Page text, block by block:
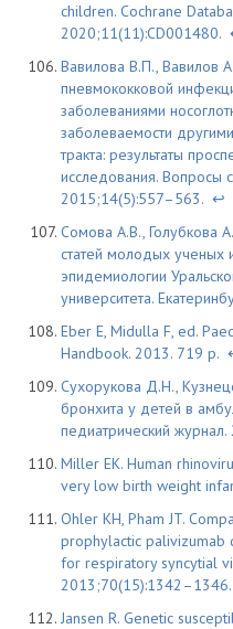
children. Cochrane
2020;11(11):CD001480.
Вавилова В.П., Вавилов
пневмококковой
заболеваниями
заболеваемости
тракта: результаты
исследования. Вопросы
2015;14(5):557–563. ↩
Сомова А.В., Голубкова
статей молодых ученых
эпидемиологии
университета.
Eber E, Midulla F, ed.
Handbook. 2013. 719 p.
Сухорукова Д.Н.,
бронхита у детей в
педиатрический
Miller EK. Human
very low birth weight
Ohler KH, Pham JT.
prophylactic palivizumab
for respiratory syncytial
2013;70(15):1342–1346.
Jansen R. Genetic